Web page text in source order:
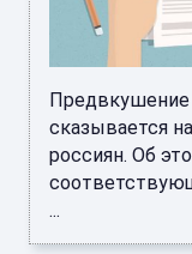
Предвкушение
сказывается
россиян. Об
...